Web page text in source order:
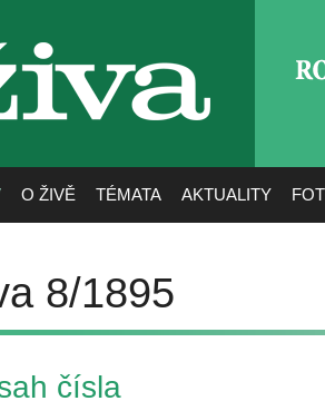
živa
O ŽIVĚ TÉMATA AKTUALITY
8/1895
čísla